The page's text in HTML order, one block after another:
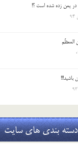
در یمن زده شده است ؟!
المعظّم
باشید!!!
دسته بندی های سایت